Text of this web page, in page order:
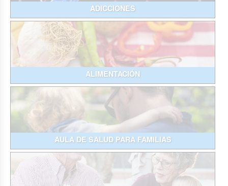
ADICCIONES
ALIMENTACIÓN
AULA DE SALUD PARA FAMILIAS